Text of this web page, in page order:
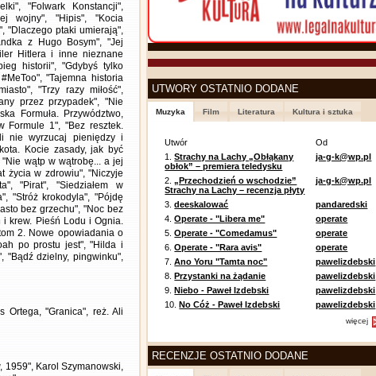
"Folwark Konstancji",
wojny", "Hipis", "Kocia
"Dlaczego ptaki umierają",
z Hugo Bosym", "Jej
Hitlera i inne nieznane
historii", "Gdybyś tylko
"Tajemna historia
"Trzy razy miłość",
przez przypadek", "Nie
Formuła. Przywództwo,
Formule 1", "Bez resztek.
nie wyrzucaj pieniędzy i
Kocie zasady, jak być
wątp w wątrobę... a jej
życia w zdrowiu", "Niczyje
"Pirat", "Siedziałem w
"Stróż krokodyla", "Pójdę
bez grzechu", "Noc bez
i krew. Pieśń Lodu i Ognia.
2. Nowe opowiadania o
po prostu jest", "Hilda i
"Bądź dzielny, pingwinku",
Ortega, "Granica", reż. Ali
1959", Karol Szymanowski,
UTWORY OSTATNIO DODANE
Muzyka Film Literatura Kultura i sztuka
Utwór
Od
1.Strachy na Lachy „Obłąkany
obłok” – premiera teledysku
ja-g-k@wp.pl
2.„Przechodzień o wschodzie”
Strachy na Lachy – recenzja płyty
ja-g-k@wp.pl
3.deeskalować
pandaredski
4.Operate - "Libera me"
operate
5.Operate - "Comedamus"
operate
6.Operate - "Rara avis"
operate
7.Ano Yoru "Tamta noc"
pawelizdebski
8.Przystanki na żądanie
pawelizdebski
9.Niebo - Paweł Izdebski
pawelizdebski
10.No Cóż - Paweł Izdebski pawelizdebski
więcej
RECENZJE OSTATNIO DODANE